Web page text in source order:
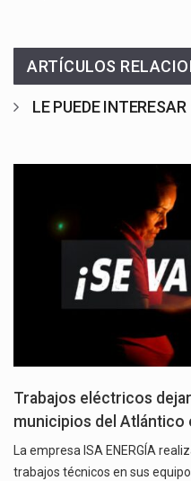
ARTÍCULOS
LE PUEDE INTERESAR
Trabajos eléctricos
municipios del Atlántico
La empresa ISA ENERGÍA
trabajos técnicos en sus